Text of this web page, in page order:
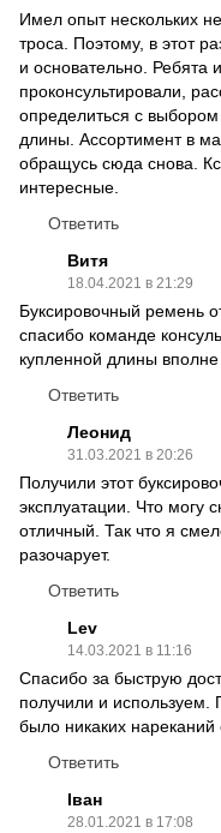
Имел опыт нескольких
троса. Поэтому, в этот
и основательно. Ребята
проконсультировали,
определиться с выбором
длины. Ассортимент в
обращусь сюда снова.
интересные.
Ответить
Витя
18.04.2021 в 21:29
Буксировочный ремень
спасибо команде
купленной длины
Ответить
Леонид
31.03.2021 в 20:26
Получили этот
эксплуатации. Что могу
отличный. Так что я
разочарует.
Ответить
Lev
14.03.2021 в 11:16
Спасибо за быструю
получили и используем.
было никаких нареканий
Ответить
Іван
28.01.2021 в 17:08